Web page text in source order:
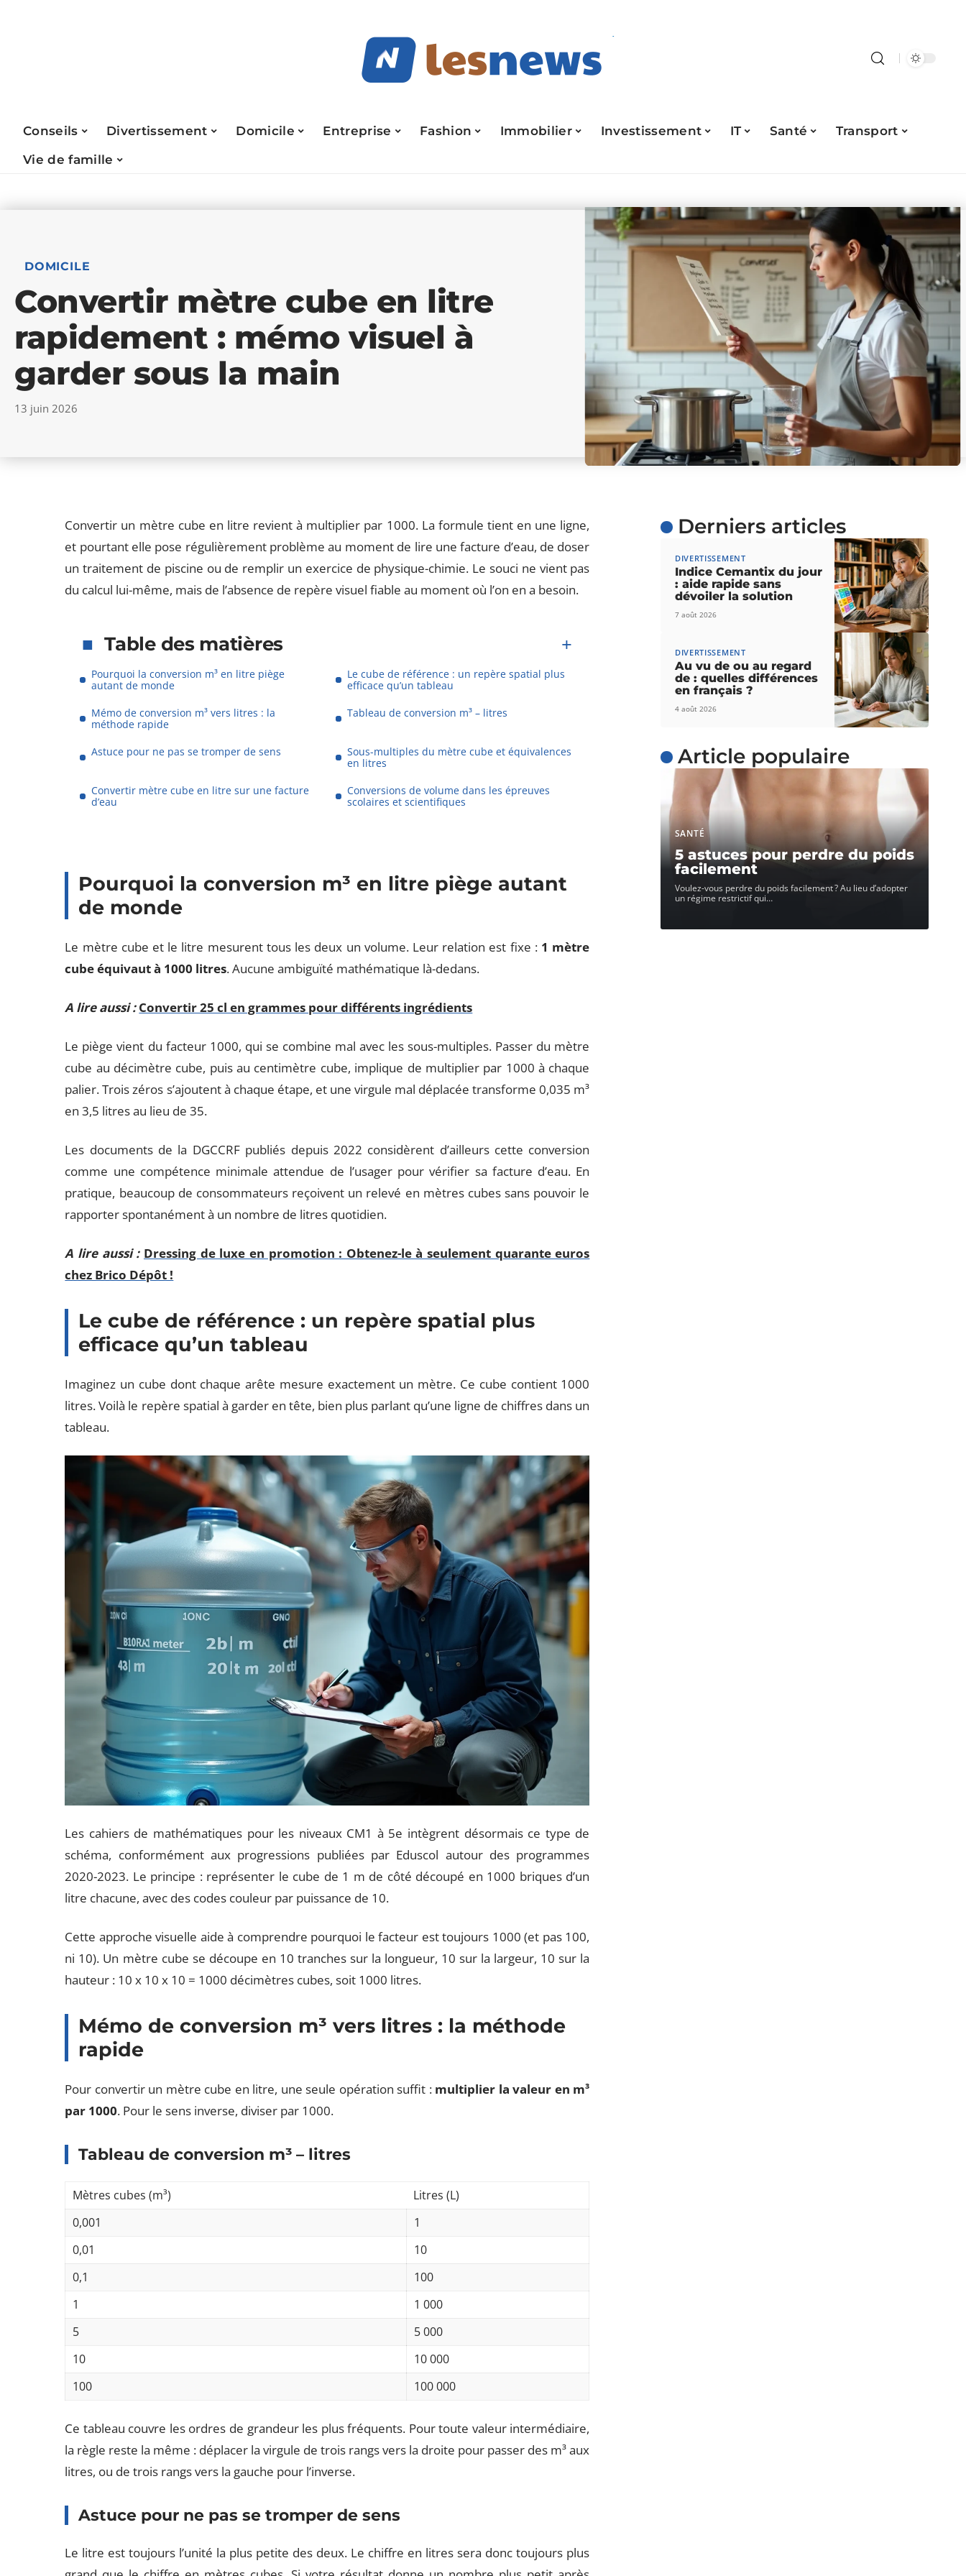
Conseils Divertissement Domicile Entreprise Fashion Immobilier Investissement IT Santé
Transport
Vie de famille
DOMICILE
Convertir mètre cube en litre
rapidement : mémo visuel à
garder sous la main
13 juin 2026
Convertir un mètre cube en litre revient à multiplier par 1000. La formule tient en une ligne,
et pourtant elle pose régulièrement problème au moment de lire une facture d’eau, de doser
un traitement de piscine ou de remplir un exercice de physique-chimie. Le souci ne vient pas
du calcul lui-même, mais de l’absence de repère visuel fiable au moment où l’on en a besoin.
Table des matières
Pourquoi la conversion m³ en litre piège
autant de monde
Le cube de référence : un repère spatial plus
efficace qu’un tableau
Mémo de conversion m³ vers litres : la
méthode rapide
Tableau de conversion m³ – litres
Astuce pour ne pas se tromper de sens
Sous-multiples du mètre cube et équivalences
en litres
Convertir mètre cube en litre sur une facture
d’eau
Conversions de volume dans les épreuves
scolaires et scientifiques
Pourquoi la conversion m³ en litre piège autant
de monde
Le mètre cube et le litre mesurent tous les deux un volume. Leur relation est fixe : 1 mètre
cube équivaut à 1000 litres. Aucune ambiguïté mathématique là-dedans.
A lire aussi : Convertir 25 cl en grammes pour différents ingrédients
Le piège vient du facteur 1000, qui se combine mal avec les sous-multiples. Passer du mètre
cube au décimètre cube, puis au centimètre cube, implique de multiplier par 1000 à chaque
palier. Trois zéros s’ajoutent à chaque étape, et une virgule mal déplacée transforme 0,035 m³
en 3,5 litres au lieu de 35.
Les documents de la DGCCRF publiés depuis 2022 considèrent d’ailleurs cette conversion
comme une compétence minimale attendue de l’usager pour vérifier sa facture d’eau. En
pratique, beaucoup de consommateurs reçoivent un relevé en mètres cubes sans pouvoir le
rapporter spontanément à un nombre de litres quotidien.
A lire aussi : Dressing de luxe en promotion : Obtenez-le à seulement quarante euros
chez Brico Dépôt !
Le cube de référence : un repère spatial plus
efficace qu’un tableau
Imaginez un cube dont chaque arête mesure exactement un mètre. Ce cube contient 1000
litres. Voilà le repère spatial à garder en tête, bien plus parlant qu’une ligne de chiffres dans un
tableau.
Les cahiers de mathématiques pour les niveaux CM1 à 5e intègrent désormais ce type de
schéma, conformément aux progressions publiées par Eduscol autour des programmes
2020-2023. Le principe : représenter le cube de 1 m de côté découpé en 1000 briques d’un
litre chacune, avec des codes couleur par puissance de 10.
Cette approche visuelle aide à comprendre pourquoi le facteur est toujours 1000 (et pas 100,
ni 10). Un mètre cube se découpe en 10 tranches sur la longueur, 10 sur la largeur, 10 sur la
hauteur : 10 x 10 x 10 = 1000 décimètres cubes, soit 1000 litres.
Mémo de conversion m³ vers litres : la méthode
rapide
Pour convertir un mètre cube en litre, une seule opération suffit : multiplier la valeur en m³
par 1000. Pour le sens inverse, diviser par 1000.
Tableau de conversion m³ – litres
Mètres cubes (m³)
Litres (L)
0,001
1
0,01
10
0,1
100
1
1 000
5
5 000
10
10 000
100
100 000
Ce tableau couvre les ordres de grandeur les plus fréquents. Pour toute valeur intermédiaire,
la règle reste la même : déplacer la virgule de trois rangs vers la droite pour passer des m³ aux
litres, ou de trois rangs vers la gauche pour l’inverse.
Astuce pour ne pas se tromper de sens
Le litre est toujours l’unité la plus petite des deux. Le chiffre en litres sera donc toujours plus
Derniers articles
DIVERTISSEMENT
Indice Cemantix du jour
: aide rapide sans
dévoiler la solution
7 août 2026
DIVERTISSEMENT
Au vu de ou au regard
de : quelles différences
en français ?
4 août 2026
Article populaire
SANTÉ
5 astuces pour perdre du poids
facilement
Voulez-vous perdre du poids facilement ? Au lieu d’adopter
un régime restrictif qui…